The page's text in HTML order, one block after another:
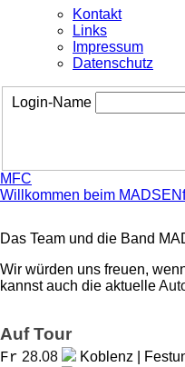
Kontakt
Links
Impressum
Datenschutz
Login-Name
MFC
Willkommen beim
Das Team und die Band
Wir würden uns freuen,
kannst auch die aktuelle
Auf Tour
Fr 28.08 Koblenz |